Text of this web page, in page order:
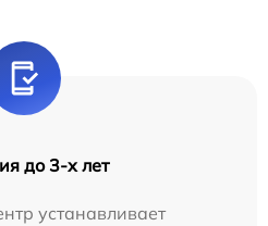
до 3-х лет
устанавливает